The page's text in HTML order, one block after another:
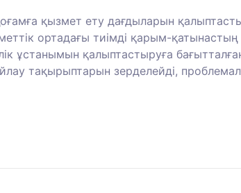
қызмет ету дағдыларын
ортадағы тиімді қарым-қатынастың
ұстанымын қалыптастыруға
тақырыптарын зерделейді,